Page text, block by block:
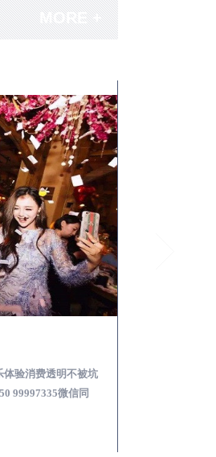
验消费透明不被坑
99997335微信同